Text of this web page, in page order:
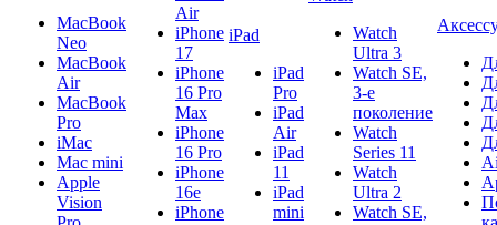
MacBook
Neo
MacBook
Air
MacBook
Pro
iMac
Mac mini
Apple
Vision
Air
iPhone
17
iPhone
16 Pro
Max
iPhone
16 Pro
iPhone
16e
iPhone
iPad
iPad
Pro
iPad
Air
iPad
11
iPad
mini
Watch
Ultra 3
Watch SE,
3-е
поколение
Watch
Series 11
Watch
Ultra 2
Watch SE,